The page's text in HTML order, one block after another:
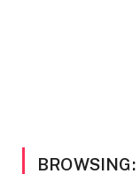
BROWSING: